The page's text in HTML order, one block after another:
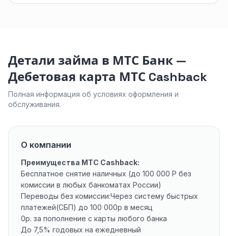
Детали займа в МТС Банк —
Дебетовая карта МТС Cashback
Полная информация об условиях оформления и
обслуживания.
О компании
Преимущества МТС Cashback:
Бесплатное снятие наличных (до 100 000 Р без
комиссии в любых банкоматах России)
Переводы без комиссии:Через систему быстрых
платежей(СБП) до 100 000р в месяц
0р. за пополнение с карты любого банка
До 7,5% годовых на ежедневный